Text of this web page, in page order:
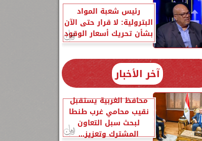
رئيس شعبة المواد
البترولية: لا قرار حتى الآن
بشأن تحريك أسعار الوقود
آخر الأخبار
محافظ الغربية يستقبل
نقيب محامي غرب طنطا
لبحث سبل التعاون
المشترك وتعزيز...